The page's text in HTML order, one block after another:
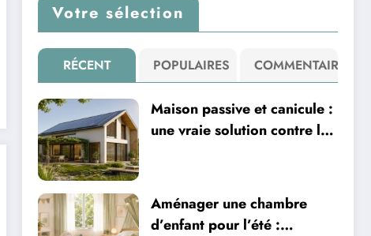
Votre sélection
RÉCENT POPULAIRES COMMENTAIRE
Maison passive et canicule :
une vraie solution contre la
Aménager une chambre
d’enfant pour l’été :